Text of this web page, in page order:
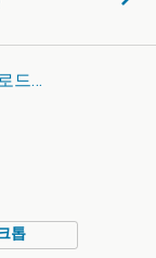
드…
톱